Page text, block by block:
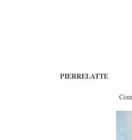
PIERRELATTE
Comme tous les